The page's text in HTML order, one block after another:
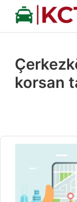
İçeriğe
korsan